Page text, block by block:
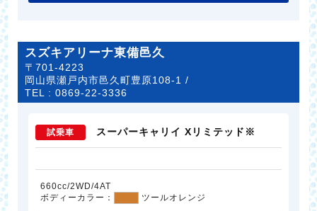
スズキアリーナ東備邑久
〒701-4223
岡山県瀬戸内市邑久町豊原108-1 /
TEL :0869-22-3336
試乗車 スーパーキャリイ Xリミテッド※
660cc/2WD/4AT
ボディーカラー：
ツールオレンジ